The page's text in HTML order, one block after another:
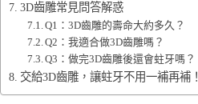
3D齒雕常見問答解惑
Q1：3D齒雕的壽命大約多久？
Q2：我適合做3D齒雕嗎？
Q3：做完3D齒雕後還會蛀牙嗎？
交給3D齒雕，讓蛀牙不用一補再補！